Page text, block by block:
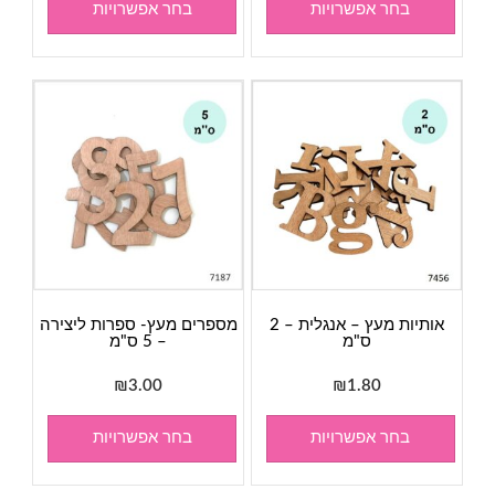
בחר אפשרויות בחר אפשרויות
מספרים מעץ- ספרות ליצירה
– 5 ס"מ
₪3.00
בחר אפשרויות
אותיות מעץ – אנגלית – 2
ס"מ
₪1.80
בחר אפשרויות